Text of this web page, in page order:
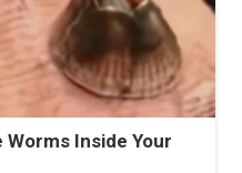
Worms Inside Your